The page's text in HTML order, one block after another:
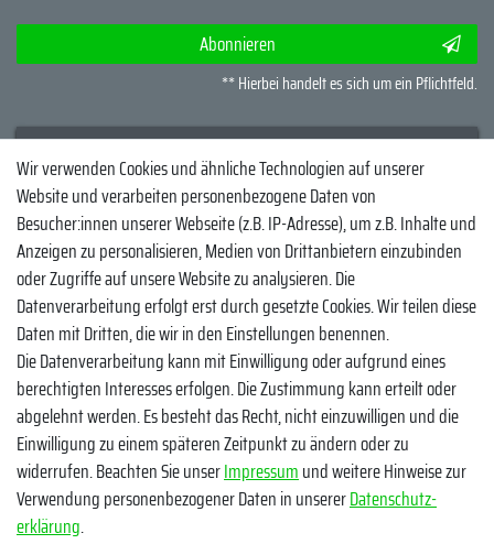
Abonnieren
** Hierbei handelt es sich um ein Pflichtfeld.
Kundenservice
Widerrufsrecht
Zahlung und Versand
Erklärung zur Barrierefreiheit
Vertrag widerrufen
Rechtliche Angaben
Datenschutzerklärung
AGB und
Kundeninformationen
Impressum
Socials
YouTube
Facebook
Instagram
Wir verwenden Cookies und ähnliche Technologien auf unserer
Website und verarbeiten personenbezogene Daten von
Besucher:innen unserer Webseite (z.B. IP-Adresse), um z.B. Inhalte und
Anzeigen zu personalisieren, Medien von Drittanbietern einzubinden
oder Zugriffe auf unsere Website zu analysieren. Die
Datenverarbeitung erfolgt erst durch gesetzte Cookies. Wir teilen diese
Daten mit Dritten, die wir in den Einstellungen benennen.
Die Datenverarbeitung kann mit Einwilligung oder aufgrund eines
berechtigten Interesses erfolgen. Die Zustimmung kann erteilt oder
abgelehnt werden. Es besteht das Recht, nicht einzuwilligen und die
Einwilligung zu einem späteren Zeitpunkt zu ändern oder zu
widerrufen. Beachten Sie unserImpressumund weitere Hinweise zur
Verwendung personenbezogener Daten in unsererDaten­schutz­
erklärung.